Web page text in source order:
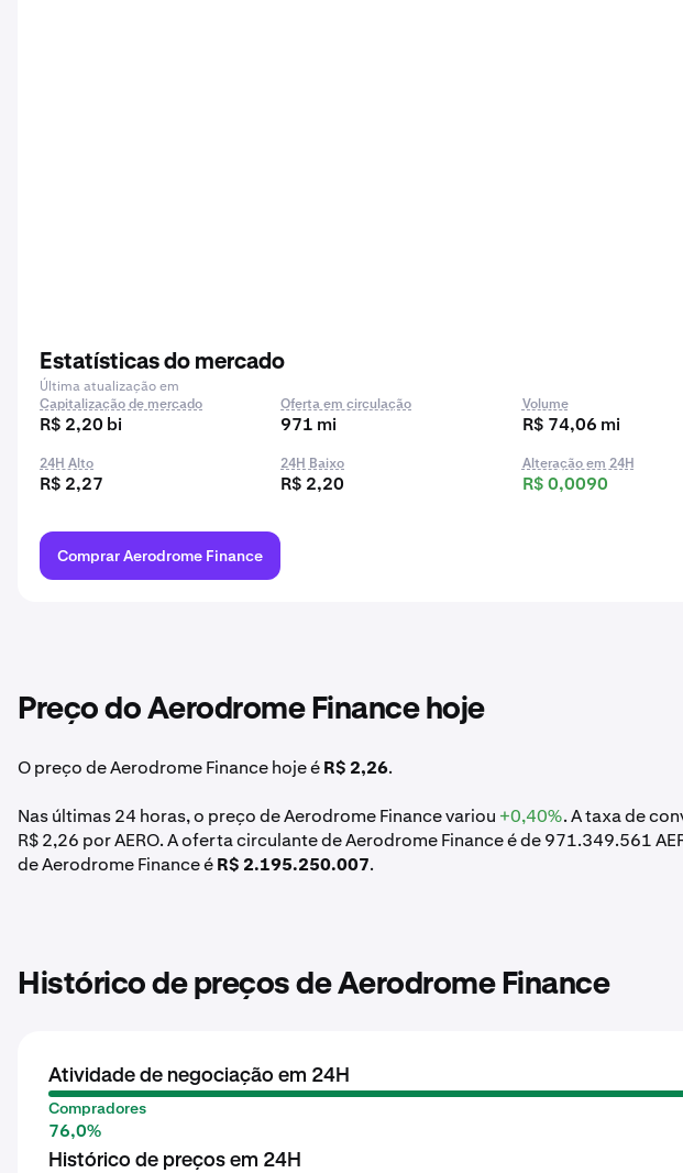
Estatísticas do mercado
Última atualização em
Capitalização de mercado
R$ 2,20 bi
Oferta em circulação
971 mi
Volume
R$ 74,06 mi
24H Alto
R$ 2,27
24H Baixo
R$ 2,20
Alteração em 24H
R$ 0,0090
Comprar Aerodrome Finance
Preço do Aerodrome Finance hoje
O preço de Aerodrome Finance hoje éR$ 2,26.
Nas últimas 24 horas, o preço de Aerodrome Finance variou +0,40%. A taxa de
R$ 2,26 por AERO. A oferta circulante de Aerodrome Finance é de 971.349.561
de Aerodrome Finance éR$ 2.195.250.007.
Histórico de preços de Aerodrome Finance
Atividade de negociação em 24H
Compradores
76,0%
Histórico de preços em 24H